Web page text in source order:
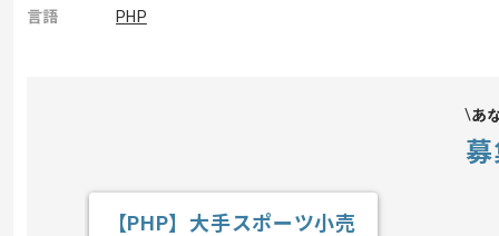
言語
PHP
あ
【PHP】大手スポーツ小売